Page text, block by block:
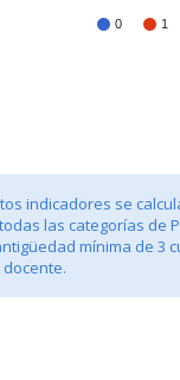
0 1
indicadores se
las categorías de
mínima de 3
docente.